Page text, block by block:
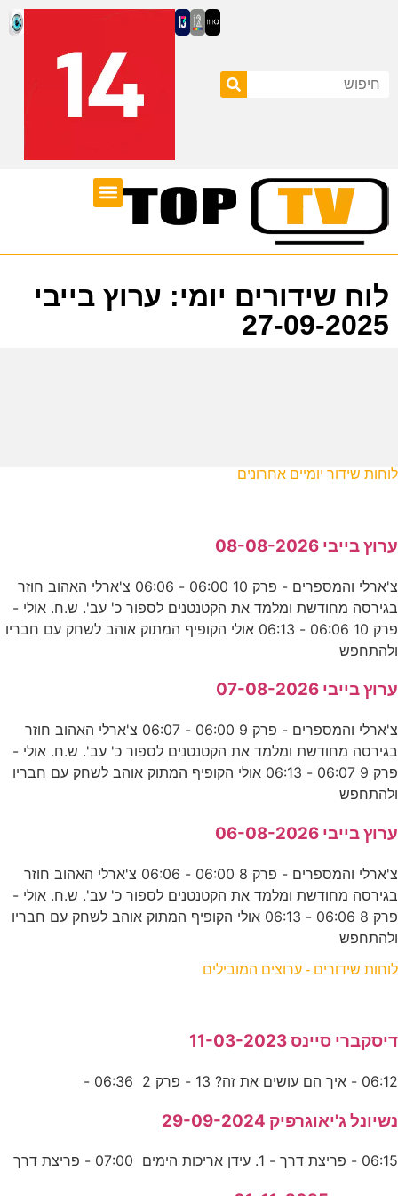
לוח שידורים יומי: ערוץ בייבי
27-09-2025
לוחות שידור יומיים אחרונים
ערוץ בייבי 08-08-2026
צ'ארלי והמספרים - פרק 10 06:00 - 06:06 צ'ארלי האהוב חוזר
בגירסה מחודשת ומלמד את הקטנטנים לספור כ' עב'. ש.ח. אולי -
פרק 10 06:06 - 06:13 אולי הקופיף המתוק אוהב לשחק עם חבריו
ולהתחפש
ערוץ בייבי 07-08-2026
צ'ארלי והמספרים - פרק 9 06:00 - 06:07 צ'ארלי האהוב חוזר
בגירסה מחודשת ומלמד את הקטנטנים לספור כ' עב'. ש.ח. אולי -
פרק 9 06:07 - 06:13 אולי הקופיף המתוק אוהב לשחק עם חבריו
ולהתחפש
ערוץ בייבי 06-08-2026
צ'ארלי והמספרים - פרק 8 06:00 - 06:06 צ'ארלי האהוב חוזר
בגירסה מחודשת ומלמד את הקטנטנים לספור כ' עב'. ש.ח. אולי -
פרק 8 06:06 - 06:13 אולי הקופיף המתוק אוהב לשחק עם חבריו
ולהתחפש
לוחות שידורים - ערוצים המובילים
דיסקברי סיינס 11-03-2023
06:12 - איך הם עושים את זה? 13 - פרק 2 06:36 -
נשיונל ג'יאוגרפיק 29-09-2024
06:15 - פריצת דרך - 1. עידן אריכות הימים 07:00 - פריצת דרך